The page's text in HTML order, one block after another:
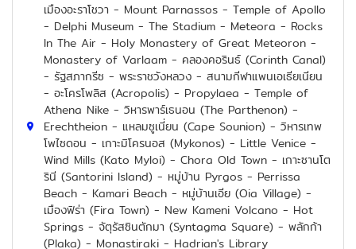
เมืองอะราโชวา - Mount Parnassos - Temple of Apollo
- Delphi Museum - The Stadium - Meteora - Rocks
In The Air - Holy Monastery of Great Meteoron -
Monastery of Varlaam - คลองคอรินธ์ (Corinth Canal)
- รัฐสภากรีซ - พระราชวังหลวง - สนามกีฬาแพนเอเธียเนียน
- อะโครโพลิส (Acropolis) - Propylaea - Temple of
Athena Nike - วิหารพาร์เธนอน (The Parthenon) -
Erechtheion - แหลมซูเนี่ยน (Cape Sounion) - วิหารเทพ
โพไซดอน - เกาะมิโครนอส (Mykonos) - Little Venice -
Wind Mills (Kato Myloi) - Chora Old Town - เกาะซานโต
รินี (Santorini Island) - หมู่บ้าน Pyrgos - Perrissa
Beach - Kamari Beach - หมู่บ้านเอีย (Oia Village) -
เมืองฟิร่า (Fira Town) - New Kameni Volcano - Hot
Springs - จัตุรัสซินตักมา (Syntagma Square) - พลักก้า
(Plaka) - Monastiraki - Hadrian's Library